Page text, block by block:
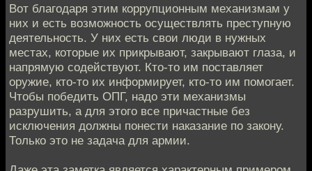
Вот благодаря этим коррупционным механизмам у
них и есть возможность осуществлять преступную
деятельность. У них есть свои люди в нужных
местах, которые их прикрывают, закрывают глаза, и
напрямую содействуют. Кто-то им поставляет
оружие, кто-то их информирует, кто-то им помогает.
Чтобы победить ОПГ, надо эти механизмы
разрушить, а для этого все причастные без
исключения должны понести наказание по закону.
Только это не задача для армии.